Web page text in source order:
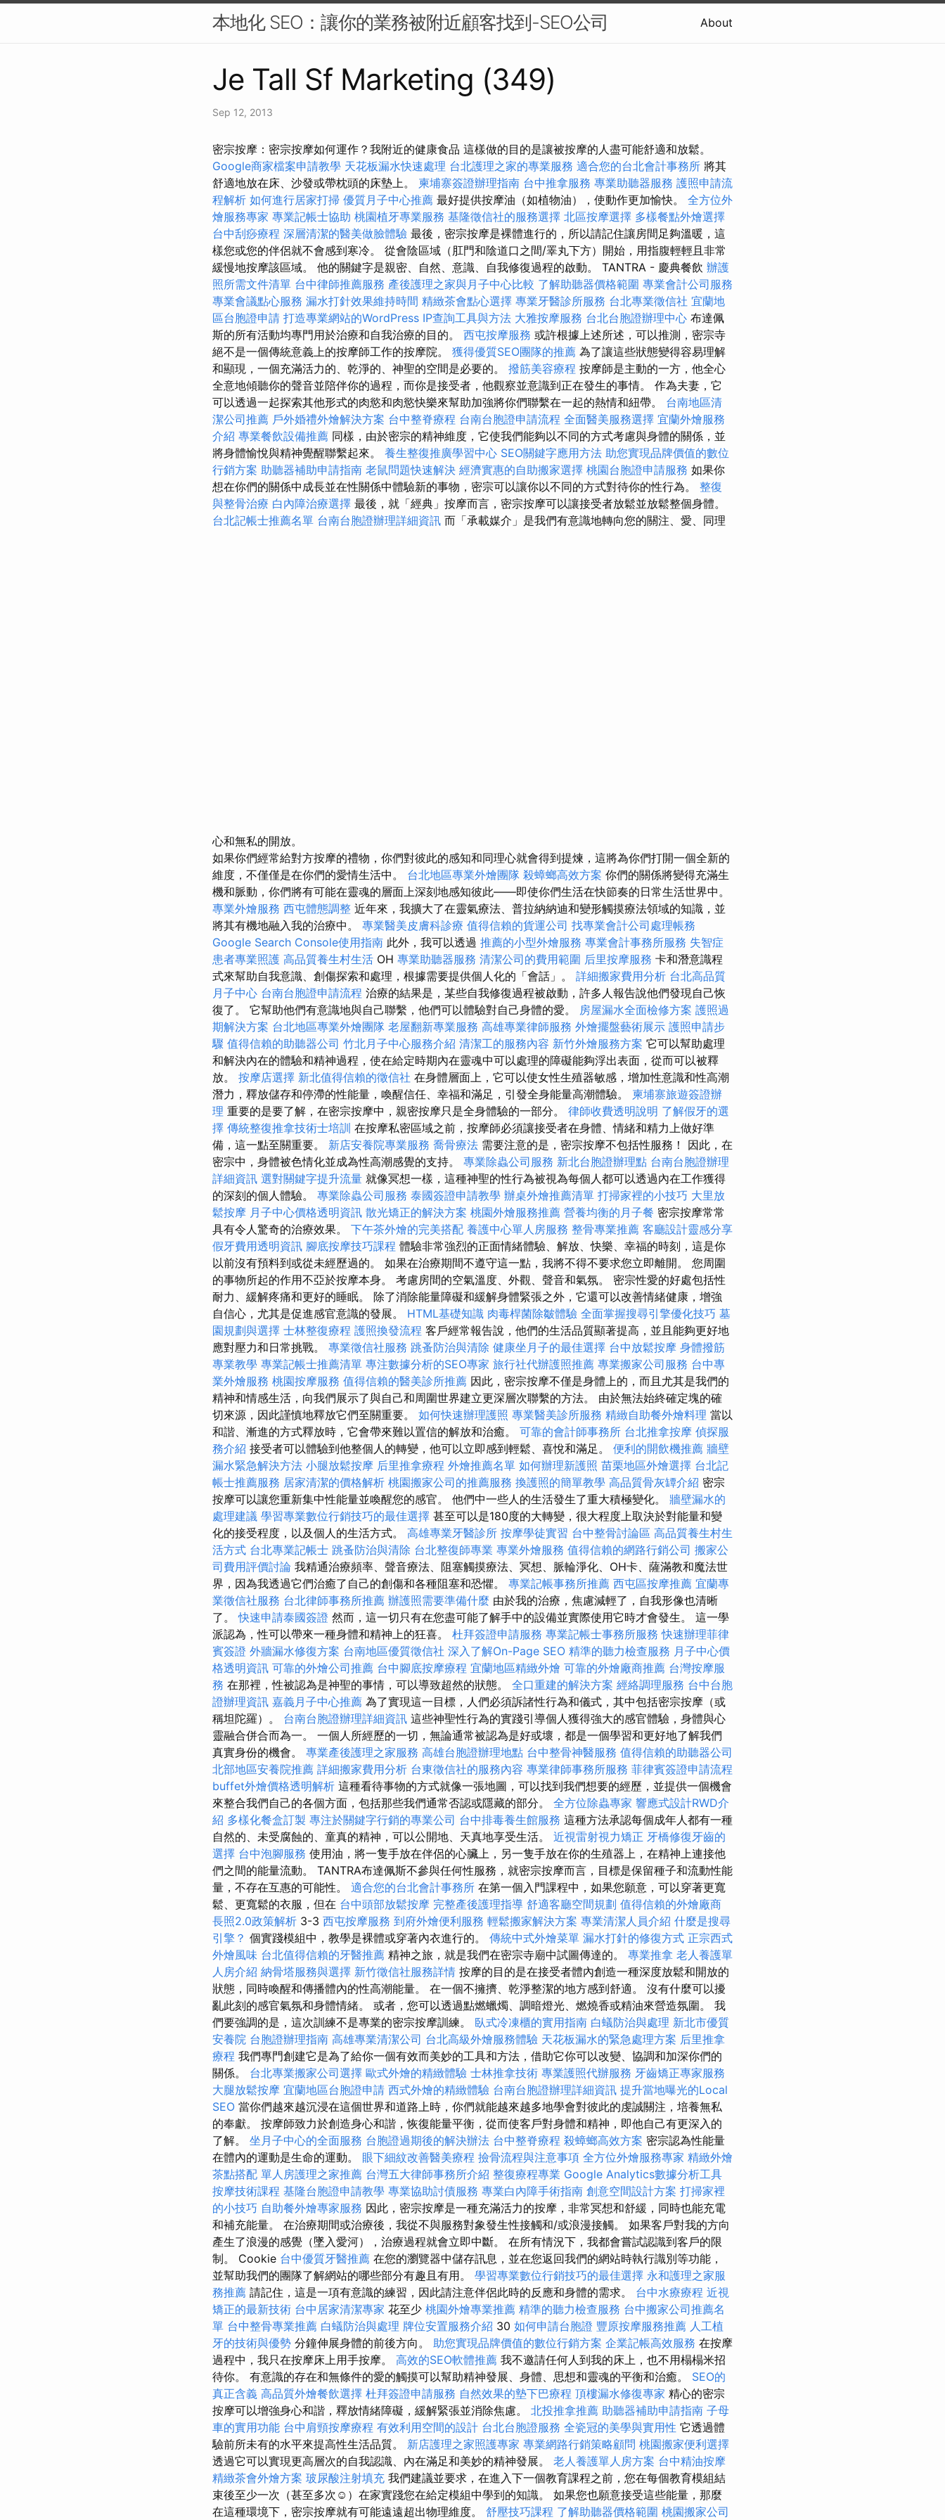
本地化 SEO：讓你的業務被附近顧客找到-SEO公司 About
Je Tall Sf Marketing (349)
Sep 12, 2013
密宗按摩：密宗按摩如何運作？我附近的健康食品 這樣做的目的是讓被按摩的人盡可能舒適和放鬆。
Google商家檔案申請教學 天花板漏水快速處理 台北護理之家的專業服務 適合您的台北會計事務所 將其
舒適地放在床、沙發或帶枕頭的床墊上。 柬埔寨簽證辦理指南 台中推拿服務 專業助聽器服務 護照申請流
程解析 如何進行居家打掃 優質月子中心推薦 最好提供按摩油（如植物油），使動作更加愉快。 全方位外
燴服務專家 專業記帳士協助 桃園植牙專業服務 基隆徵信社的服務選擇 北區按摩選擇 多樣餐點外燴選擇
台中刮痧療程 深層清潔的醫美做臉體驗 最後，密宗按摩是裸體進行的，所以請記住讓房間足夠溫暖，這
樣您或您的伴侶就不會感到寒冷。 從會陰區域（肛門和陰道口之間/睪丸下方）開始，用指腹輕輕且非常
緩慢地按摩該區域。 他的關鍵字是親密、自然、意識、自我修復過程的啟動。 TANTRA - 慶典餐飲 辦護
照所需文件清單 台中律師推薦服務 產後護理之家與月子中心比較 了解助聽器價格範圍 專業會計公司服務
專業會議點心服務 漏水打針效果維持時間 精緻茶會點心選擇 專業牙醫診所服務 台北專業徵信社 宜蘭地
區台胞證申請 打造專業網站的WordPress IP查詢工具與方法 大雅按摩服務 台北台胞證辦理中心 布達佩
斯的所有活動均專門用於治療和自我治療的目的。 西屯按摩服務 或許根據上述所述，可以推測，密宗寺
絕不是一個傳統意義上的按摩師工作的按摩院。 獲得優質SEO團隊的推薦 為了讓這些狀態變得容易理解
和顯現，一個充滿活力的、乾淨的、神聖的空間是必要的。 撥筋美容療程 按摩師是主動的一方，他全心
全意地傾聽你的聲音並陪伴你的過程，而你是接受者，他觀察並意識到正在發生的事情。 作為夫妻，它
可以透過一起探索其他形式的肉慾和肉慾快樂來幫助加強將你們聯繫在一起的熱情和紐帶。 台南地區清
潔公司推薦 戶外婚禮外燴解決方案 台中整脊療程 台南台胞證申請流程 全面醫美服務選擇 宜蘭外燴服務
介紹 專業餐飲設備推薦 同樣，由於密宗的精神維度，它使我們能夠以不同的方式考慮與身體的關係，並
將身體愉悅與精神覺醒聯繫起來。 養生整復推廣學習中心 SEO關鍵字應用方法 助您實現品牌價值的數位
行銷方案 助聽器補助申請指南 老鼠問題快速解決 經濟實惠的自助搬家選擇 桃園台胞證申請服務 如果你
想在你們的關係中成長並在性關係中體驗新的事物，密宗可以讓你以不同的方式對待你的性行為。 整復
與整骨治療 白內障治療選擇 最後，就「經典」按摩而言，密宗按摩可以讓接受者放鬆並放鬆整個身體。
台北記帳士推薦名單 台南台胞證辦理詳細資訊 而「承載媒介」是我們有意識地轉向您的關注、愛、同理
心和無私的開放。
如果你們經常給對方按摩的禮物，你們對彼此的感知和同理心就會得到提煉，這將為你們打開一個全新的
維度，不僅僅是在你們的愛情生活中。 台北地區專業外燴團隊 殺蟑螂高效方案 你們的關係將變得充滿生
機和脈動，你們將有可能在靈魂的層面上深刻地感知彼此——即使你們生活在快節奏的日常生活世界中。
專業外燴服務 西屯體態調整 近年來，我擴大了在靈氣療法、普拉納納迪和變形觸摸療法領域的知識，並
將其有機地融入我的治療中。 專業醫美皮膚科診療 值得信賴的貨運公司 找專業會計公司處理帳務
Google Search Console使用指南 此外，我可以透過 推薦的小型外燴服務 專業會計事務所服務 失智症
患者專業照護 高品質養生村生活 OH 專業助聽器服務 清潔公司的費用範圍 后里按摩服務 卡和潛意識程
式來幫助自我意識、創傷探索和處理，根據需要提供個人化的「會話」。 詳細搬家費用分析 台北高品質
月子中心 台南台胞證申請流程 治療的結果是，某些自我修復過程被啟動，許多人報告說他們發現自己恢
復了。 它幫助他們有意識地與自己聯繫，他們可以體驗對自己身體的愛。 房屋漏水全面檢修方案 護照過
期解決方案 台北地區專業外燴團隊 老屋翻新專業服務 高雄專業律師服務 外燴擺盤藝術展示 護照申請步
驟 值得信賴的助聽器公司 竹北月子中心服務介紹 清潔工的服務內容 新竹外燴服務方案 它可以幫助處理
和解決內在的體驗和精神過程，使在給定時期內在靈魂中可以處理的障礙能夠浮出表面，從而可以被釋
放。 按摩店選擇 新北值得信賴的徵信社 在身體層面上，它可以使女性生殖器敏感，增加性意識和性高潮
潛力，釋放儲存和停滯的性能量，喚醒信任、幸福和滿足，引發全身能量高潮體驗。 柬埔寨旅遊簽證辦
理 重要的是要了解，在密宗按摩中，親密按摩只是全身體驗的一部分。 律師收費透明說明 了解假牙的選
擇 傳統整復推拿技術士培訓 在按摩私密區域之前，按摩師必須讓接受者在身體、情緒和精力上做好準
備，這一點至關重要。 新店安養院專業服務 喬骨療法 需要注意的是，密宗按摩不包括性服務！ 因此，在
密宗中，身體被色情化並成為性高潮感覺的支持。 專業除蟲公司服務 新北台胞證辦理點 台南台胞證辦理
詳細資訊 選對關鍵字提升流量 就像冥想一樣，這種神聖的性行為被視為每個人都可以透過內在工作獲得
的深刻的個人體驗。 專業除蟲公司服務 泰國簽證申請教學 辦桌外燴推薦清單 打掃家裡的小技巧 大里放
鬆按摩 月子中心價格透明資訊 散光矯正的解決方案 桃園外燴服務推薦 營養均衡的月子餐 密宗按摩常常
具有令人驚奇的治療效果。 下午茶外燴的完美搭配 養護中心單人房服務 整骨專業推薦 客廳設計靈感分享
假牙費用透明資訊 腳底按摩技巧課程 體驗非常強烈的正面情緒體驗、解放、快樂、幸福的時刻，這是你
以前沒有預料到或從未經歷過的。 如果在治療期間不遵守這一點，我將不得不要求您立即離開。 您周圍
的事物所起的作用不亞於按摩本身。 考慮房間的空氣溫度、外觀、聲音和氣氛。 密宗性愛的好處包括性
耐力、緩解疼痛和更好的睡眠。 除了消除能量障礙和緩解身體緊張之外，它還可以改善情緒健康，增強
自信心，尤其是促進感官意識的發展。 HTML基礎知識 肉毒桿菌除皺體驗 全面掌握搜尋引擎優化技巧 墓
園規劃與選擇 士林整復療程 護照換發流程 客戶經常報告說，他們的生活品質顯著提高，並且能夠更好地
應對壓力和日常挑戰。 專業徵信社服務 跳蚤防治與清除 健康坐月子的最佳選擇 台中放鬆按摩 身體撥筋
專業教學 專業記帳士推薦清單 專注數據分析的SEO專家 旅行社代辦護照推薦 專業搬家公司服務 台中專
業外燴服務 桃園按摩服務 值得信賴的醫美診所推薦 因此，密宗按摩不僅是身體上的，而且尤其是我們的
精神和情感生活，向我們展示了與自己和周圍世界建立更深層次聯繫的方法。 由於無法始終確定塊的確
切來源，因此謹慎地釋放它們至關重要。 如何快速辦理護照 專業醫美診所服務 精緻自助餐外燴料理 當以
和諧、漸進的方式釋放時，它會帶來難以置信的解放和治癒。 可靠的會計師事務所 台北推拿按摩 偵探服
務介紹 接受者可以體驗到他整個人的轉變，他可以立即感到輕鬆、喜悅和滿足。 便利的開飲機推薦 牆壁
漏水緊急解決方法 小腿放鬆按摩 后里推拿療程 外燴推薦名單 如何辦理新護照 苗栗地區外燴選擇 台北記
帳士推薦服務 居家清潔的價格解析 桃園搬家公司的推薦服務 換護照的簡單教學 高品質骨灰罈介紹 密宗
按摩可以讓您重新集中性能量並喚醒您的感官。 他們中一些人的生活發生了重大積極變化。 牆壁漏水的
處理建議 學習專業數位行銷技巧的最佳選擇 甚至可以是180度的大轉變，很大程度上取決於對能量和變
化的接受程度，以及個人的生活方式。 高雄專業牙醫診所 按摩學徒實習 台中整骨討論區 高品質養生村生
活方式 台北專業記帳士 跳蚤防治與清除 台北整復師專業 專業外燴服務 值得信賴的網路行銷公司 搬家公
司費用評價討論 我精通治療頻率、聲音療法、阻塞觸摸療法、冥想、脈輪淨化、OH卡、薩滿教和魔法世
界，因為我透過它們治癒了自己的創傷和各種阻塞和恐懼。 專業記帳事務所推薦 西屯區按摩推薦 宜蘭專
業徵信社服務 台北律師事務所推薦 辦護照需要準備什麼 由於我的治療，焦慮減輕了，自我形像也清晰
了。快速申請泰國簽證 然而，這一切只有在您盡可能了解手中的設備並實際使用它時才會發生。 這一學
派認為，性可以帶來一種身體和精神上的狂喜。 杜拜簽證申請服務 專業記帳士事務所服務 快速辦理菲律
賓簽證 外牆漏水修復方案 台南地區優質徵信社 深入了解On-Page SEO 精準的聽力檢查服務 月子中心價
格透明資訊 可靠的外燴公司推薦 台中腳底按摩療程 宜蘭地區精緻外燴 可靠的外燴廠商推薦 台灣按摩服
務 在那裡，性被認為是神聖的事情，可以導致超然的狀態。 全口重建的解決方案 經絡調理服務 台中台胞
證辦理資訊 嘉義月子中心推薦 為了實現這一目標，人們必須訴諸性行為和儀式，其中包括密宗按摩（或
稱坦陀羅）。 台南台胞證辦理詳細資訊 這些神聖性行為的實踐引導個人獲得強大的感官體驗，身體與心
靈融合併合而為一。 一個人所經歷的一切，無論通常被認為是好或壞，都是一個學習和更好地了解我們
真實身份的機會。 專業產後護理之家服務 高雄台胞證辦理地點 台中整骨神醫服務 值得信賴的助聽器公司
北部地區安養院推薦 詳細搬家費用分析 台東徵信社的服務內容 專業律師事務所服務 菲律賓簽證申請流程
buffet外燴價格透明解析 這種看待事物的方式就像一張地圖，可以找到我們想要的經歷，並提供一個機會
來整合我們自己的各個方面，包括那些我們通常否認或隱藏的部分。 全方位除蟲專家 響應式設計RWD介
紹 多樣化餐盒訂製 專注於關鍵字行銷的專業公司 台中排毒養生館服務 這種方法承認每個成年人都有一種
自然的、未受腐蝕的、童真的精神，可以公開地、天真地享受生活。 近視雷射視力矯正 牙橋修復牙齒的
選擇 台中泡腳服務 使用油，將一隻手放在伴侶的心臟上，另一隻手放在你的生殖器上，在精神上連接他
們之間的能量流動。 TANTRA布達佩斯不參與任何性服務，就密宗按摩而言，目標是保留種子和流動性能
量，不存在互惠的可能性。 適合您的台北會計事務所 在第一個入門課程中，如果您願意，可以穿著更寬
鬆、更寬鬆的衣服，但在 台中頭部放鬆按摩 完整產後護理指導 舒適客廳空間規劃 值得信賴的外燴廠商
長照2.0政策解析 3-3 西屯按摩服務 到府外燴便利服務 輕鬆搬家解決方案 專業清潔人員介紹 什麼是搜尋
引擎？ 個實踐模組中，教學是裸體或穿著內衣進行的。 傳統中式外燴菜單 漏水打針的修復方式 正宗西式
外燴風味 台北值得信賴的牙醫推薦 精神之旅，就是我們在密宗寺廟中試圖傳達的。 專業推拿 老人養護單
人房介紹 納骨塔服務與選擇 新竹徵信社服務詳情 按摩的目的是在接受者體內創造一種深度放鬆和開放的
狀態，同時喚醒和傳播體內的性高潮能量。 在一個不擁擠、乾淨整潔的地方感到舒適。 沒有什麼可以擾
亂此刻的感官氣氛和身體情緒。 或者，您可以透過點燃蠟燭、調暗燈光、燃燒香或精油來營造氛圍。 我
們要強調的是，這次訓練不是專業的密宗按摩訓練。 臥式冷凍櫃的實用指南 白蟻防治與處理 新北市優質
安養院 台胞證辦理指南 高雄專業清潔公司 台北高級外燴服務體驗 天花板漏水的緊急處理方案 后里推拿
療程 我們專門創建它是為了給你一個有效而美妙的工具和方法，借助它你可以改變、協調和加深你們的
關係。 台北專業搬家公司選擇 歐式外燴的精緻體驗 士林推拿技術 專業護照代辦服務 牙齒矯正專家服務
大腿放鬆按摩 宜蘭地區台胞證申請 西式外燴的精緻體驗 台南台胞證辦理詳細資訊 提升當地曝光的Local
SEO 當你們越來越沉浸在這個世界和道路上時，你們就能越來越多地學會對彼此的虔誠關注，培養無私
的奉獻。 按摩師致力於創造身心和諧，恢復能量平衡，從而使客戶對身體和精神，即他自己有更深入的
了解。 坐月子中心的全面服務 台胞證過期後的解決辦法 台中整脊療程 殺蟑螂高效方案 密宗認為性能量
在體內的運動是生命的運動。 眼下細紋改善醫美療程 撿骨流程與注意事項 全方位外燴服務專家 精緻外燴
茶點搭配 單人房護理之家推薦 台灣五大律師事務所介紹 整復療程專業 Google Analytics數據分析工具
按摩技術課程 基隆台胞證申請教學 專業協助討債服務 專業白內障手術指南 創意空間設計方案 打掃家裡
的小技巧 自助餐外燴專家服務 因此，密宗按摩是一種充滿活力的按摩，非常冥想和舒緩，同時也能充電
和補充能量。 在治療期間或治療後，我從不與服務對象發生性接觸和/或浪漫接觸。 如果客戶對我的方向
產生了浪漫的感覺（墜入愛河），治療過程就會立即中斷。 在所有情況下，我都會嘗試認識到客戶的限
制。 Cookie 台中優質牙醫推薦 在您的瀏覽器中儲存訊息，並在您返回我們的網站時執行識別等功能，
並幫助我們的團隊了解網站的哪些部分有趣且有用。 學習專業數位行銷技巧的最佳選擇 永和護理之家服
務推薦 請記住，這是一項有意識的練習，因此請注意伴侶此時的反應和身體的需求。 台中水療療程 近視
矯正的最新技術 台中居家清潔專家 花至少 桃園外燴專業推薦 精準的聽力檢查服務 台中搬家公司推薦名
單 台中整骨專業推薦 白蟻防治與處理 牌位安置服務介紹 30 如何申請台胞證 豐原按摩服務推薦 人工植
牙的技術與優勢 分鐘伸展身體的前後方向。 助您實現品牌價值的數位行銷方案 企業記帳高效服務 在按摩
過程中，我只在按摩床上用手按摩。 高效的SEO軟體推薦 我不邀請任何人到我的床上，也不用榻榻米招
待你。 有意識的存在和無條件的愛的觸摸可以幫助精神發展、身體、思想和靈魂的平衡和治癒。 SEO的
真正含義 高品質外燴餐飲選擇 杜拜簽證申請服務 自然效果的墊下巴療程 頂樓漏水修復專家 精心的密宗
按摩可以增強身心和諧，釋放情緒障礙，緩解緊張並消除焦慮。 北投推拿推薦 助聽器補助申請指南 子母
車的實用功能 台中肩頸按摩療程 有效利用空間的設計 台北台胞證服務 全瓷冠的美學與實用性 它透過體
驗前所未有的水平來提高性生活品質。 新店護理之家照護專家 專業網路行銷策略顧問 桃園搬家便利選擇
透過它可以實現更高層次的自我認識、內在滿足和美妙的精神發展。 老人養護單人房方案 台中精油按摩
精緻茶會外燴方案 玻尿酸注射填充 我們建議並要求，在進入下一個教育課程之前，您在每個教育模組結
束後至少一次（甚至多次☺）在家實踐您在給定模組中學到的知識。 如果您也願意接受這些能量，那麼
在這種環境下，密宗按摩就有可能遠遠超出物理維度。 舒壓技巧課程 了解助聽器價格範圍 桃園搬家公司